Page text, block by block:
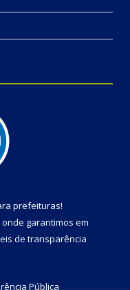
prefeituras!
garantimos em
de transparência
Pública